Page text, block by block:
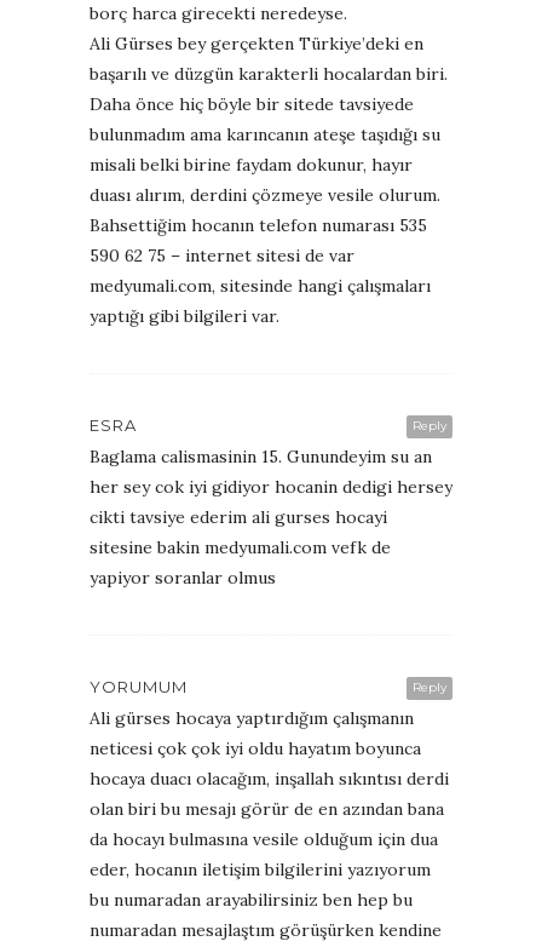
borç harca girecekti neredeyse.
Ali Gürses bey gerçekten Türkiye’deki en
başarılı ve düzgün karakterli hocalardan biri.
Daha önce hiç böyle bir sitede tavsiyede
bulunmadım ama karıncanın ateşe taşıdığı su
misali belki birine faydam dokunur, hayır
duası alırım, derdini çözmeye vesile olurum.
Bahsettiğim hocanın telefon numarası 535
590 62 75 – internet sitesi de var
medyumali.com, sitesinde hangi çalışmaları
yaptığı gibi bilgileri var.
Reply
ESRA
Baglama calismasinin 15. Gunundeyim su an
her sey cok iyi gidiyor hocanin dedigi hersey
cikti tavsiye ederim ali gurses hocayi
sitesine bakin medyumali.com vefk de
yapiyor soranlar olmus
Reply
YORUMUM
Ali gürses hocaya yaptırdığım çalışmanın
neticesi çok çok iyi oldu hayatım boyunca
hocaya duacı olacağım, inşallah sıkıntısı derdi
olan biri bu mesajı görür de en azından bana
da hocayı bulmasına vesile olduğum için dua
eder, hocanın iletişim bilgilerini yazıyorum
bu numaradan arayabilirsiniz ben hep bu
numaradan mesajlaştım görüşürken kendine